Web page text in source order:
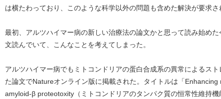
は横たわっており、このような科学以外の問題も含めた解決が要求さ
最初、アルツハイマー病の新しい治療法の論文かと思って読み始め
文読んでいて、こんなことを考えてしまった。
アルツハイマー病でもミトコンドリアの蛋白合成系の異常によるス
た論文でNatureオンライン版に掲載された。タイトルは「
amyloid-β proteotoxity（ミトコンドリアのタンパク質の恒常性維持